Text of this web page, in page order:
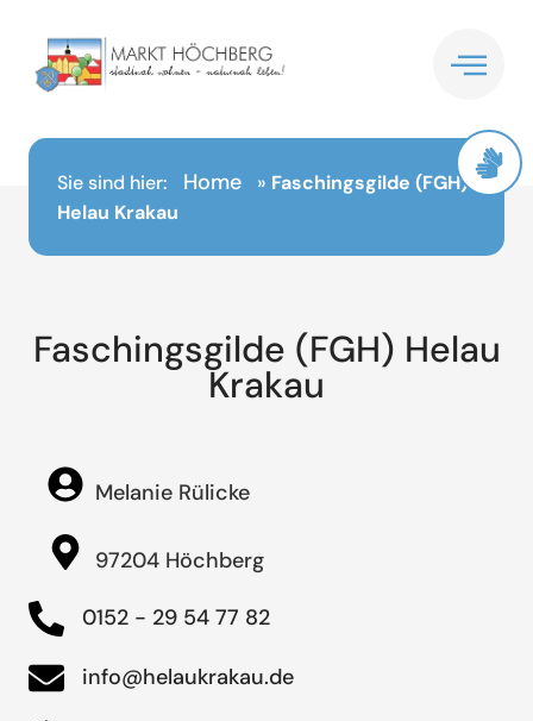
springen
Sie sind hier: Home » Faschingsgilde (FGH)
Helau Krakau
Faschingsgilde (FGH) Helau
Krakau
Melanie Rülicke
97204 Höchberg
0152 - 29 54 77 82
info@helaukrakau.de